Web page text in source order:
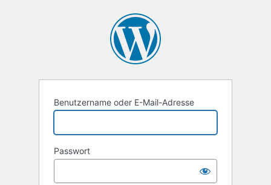
Benutzername oder E-Mail-Adresse
Passwort